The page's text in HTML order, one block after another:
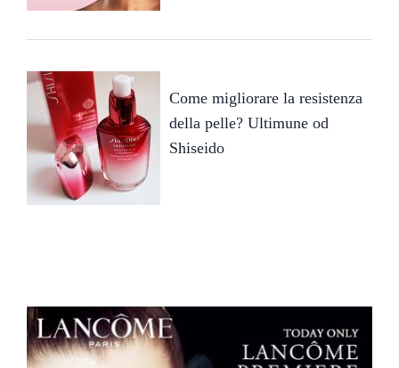
Come migliorare la resistenza
della pelle? Ultimune od
Shiseido